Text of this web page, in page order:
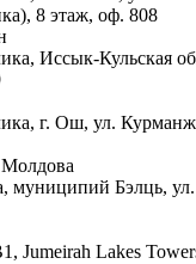
8 этаж, оф. 808
Иссык-Кульская
г. Ош, ул.
муниципий Бэлць,
Jumeirah Lakes